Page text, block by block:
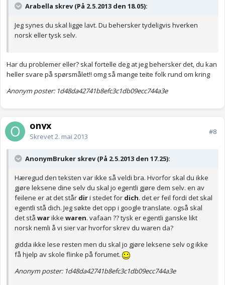
Arabella skrev (På 2.5.2013 den 18.05):
Jeg synes du skal ligge lavt. Du behersker tydeligvis hverken
norsk eller tysk selv.
Har du problemer eller? skal fortelle deg at jeg behersker det, du kan
heller svare på spørsmålet!! omg så mange teite folk rund om kring
Anonym poster: 1d48da42741b8efc3c1db09ecc744a3e
onyx
Skrevet2. mai 2013
#8
AnonymBruker skrev (På 2.5.2013 den 17.25):
Hæregud den teksten var ikke så veldi bra. Hvorfor skal du ikke
gjøre leksene dine selv du skal jo egentli gjøre dem selv. en av
feilene er at det står diri stedet for dich. det er feil fordi det skal
egentli stå dich. Jeg søkte det opp i google translate. også skal
det stå warikke waren. vafaan ?? tysk er egentli ganske likt
norsk nemli å vi sier var hvorfor skrev du waren da?
gidda ikke lese resten men du skal jo gjøre leksene selv og ikke
få hjelp av skole flinke på forumet.
Anonym poster: 1d48da42741b8efc3c1db09ecc744a3e